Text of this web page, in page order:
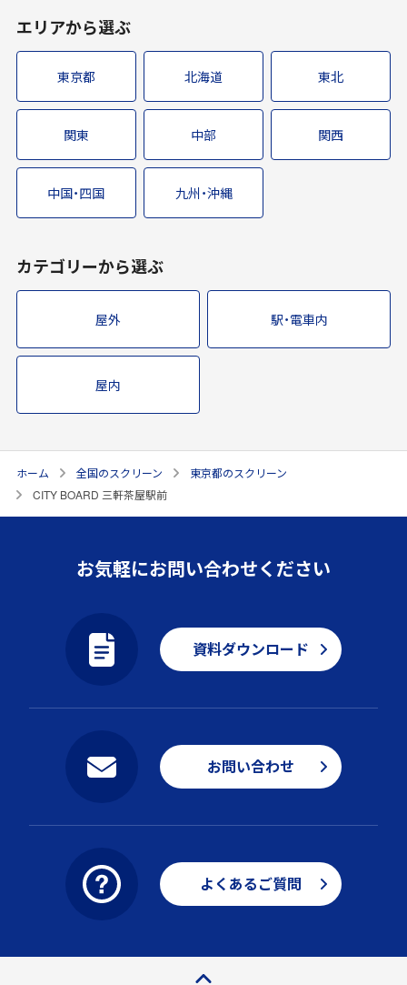
エリアから選ぶ
東京都 北海道 東北
関東 中部 関西
中国・四国 九州・沖縄
カテゴリーから選ぶ
屋外 駅・電車内
屋内
ホーム 全国のスクリーン
東京都のスクリーン
CITY BOARD 三軒茶屋駅前
お気軽にお問い合わせください
資料ダウンロード
お問い合わせ
よくあるご質問